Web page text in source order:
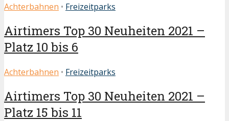
Achterbahnen • Freizeitparks
Airtimers Top 30 Neuheiten 2021 –
Platz 10 bis 6
Achterbahnen • Freizeitparks
Airtimers Top 30 Neuheiten 2021 –
Platz 15 bis 11